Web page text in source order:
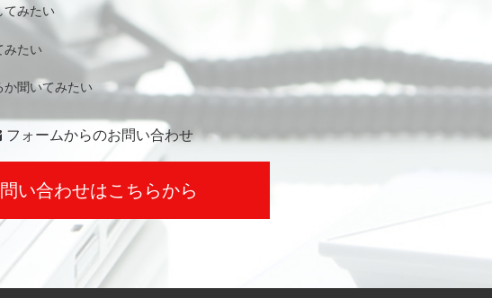
みたい
たい
聞いてみたい
フォームからのお問い合わせ
い合わせはこちらから